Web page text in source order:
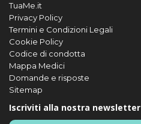
TuaMe.it
Privacy Policy
Termini e Condizioni Legali
Cookie Policy
Codice di condotta
Mappa Medici
Domande e risposte
Sitemap
Iscriviti alla nostra newsletter